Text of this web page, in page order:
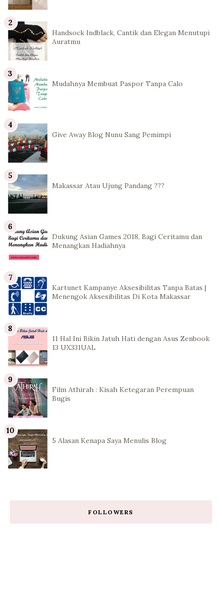
Handsock Indblack, Cantik dan Elegan Menutupi
Auratmu
Mudahnya Membuat Paspor Tanpa Calo
Give Away Blog Nunu Sang Pemimpi
Makassar Atau Ujung Pandang ???
Dukung Asian Games 2018, Bagi Ceritamu dan
Menangkan Hadiahnya
Kartunet Kampanye Aksesibilitas Tanpa Batas |
Menengok Aksesibilitas Di Kota Makassar
11 Hal Ini Bikin Jatuh Hati dengan Asus Zenbook
13 UX331UAL
Film Athirah : Kisah Ketegaran Perempuan
Bugis
5 Alasan Kenapa Saya Menulis Blog
FOLLOWERS